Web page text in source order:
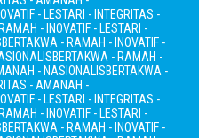
- LESTARI - INTEGRITAS -
- INOVATIF - LESTARI -
BERTAKWA - RAMAH - INOVATIF -
BERTAKWA - RAMAH -
- NASIONALISBERTAKWA -
- AMANAH -
- LESTARI - INTEGRITAS -
- INOVATIF - LESTARI -
BERTAKWA - RAMAH - INOVATIF -